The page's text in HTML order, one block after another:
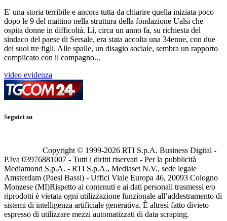
E' una storia terribile e ancora tutta da chiarire quella iniziata poco
dopo le 9 del mattino nella struttura della fondazione Ualsi che
ospita donne in difficoltà. Lì, circa un anno fa, su richiesta del
sindaco del paese di Sersale, era stata accolta una 34enne, con due
dei suoi tre figli. Alle spalle, un disagio sociale, sembra un rapporto
complicato con il compagno...
video evidenza
Seguici su
Copyright © 1999-2026 RTI S.p.A. Business Digital -
P.Iva 03976881007 - Tutti i diritti riservati - Per la pubblicità
Mediamond S.p.A. - RTI S.p.A., Mediaset N.V., sede legale
Amsterdam (Paesi Bassi) - Uffici Viale Europa 46, 20093 Cologno
Monzese (MI)Rispetto ai contenuti e ai dati personali trasmessi e/o
riprodotti è vietata ogni utilizzazione funzionale all’addestramento di
sistemi di intelligenza artificiale generativa. È altresì fatto divieto
espresso di utilizzare mezzi automatizzati di data scraping.